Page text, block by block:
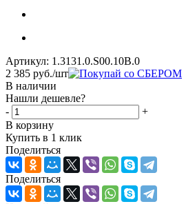
Артикул: 1.3131.0.S00.10B.0
2 385 руб./шт
В наличии
Нашли дешевле?
-
+
В корзину
Купить в 1 клик
Поделиться
Поделиться